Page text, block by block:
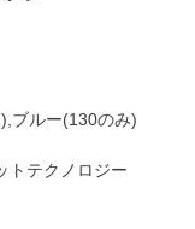
ブルー(130のみ)
トテクノロジー